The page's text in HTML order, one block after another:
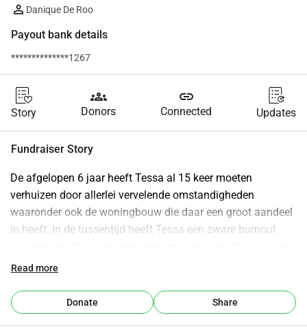
Danique De Roo
Payout bank details
**************1267
Story
groups
Donors
link
Connected Updates
Fundraiser Story
De afgelopen 6 jaar heeft Tessa al 15 keer moeten
verhuizen door allerlei vervelende omstandigheden
waaronder ook de woningbouw die daar een groot aandeel
in heeft. In de tussentijd heeft Tessa een zware burnout
is ze dit jaar al twee keer geopereerd waardoor ze ook haar
Tessa is een van de allerliefste mensen die ik ken en zij
leeft voor haar hondje Jax. Ze heeft veel meegemaakt in
Read more
Donate Share